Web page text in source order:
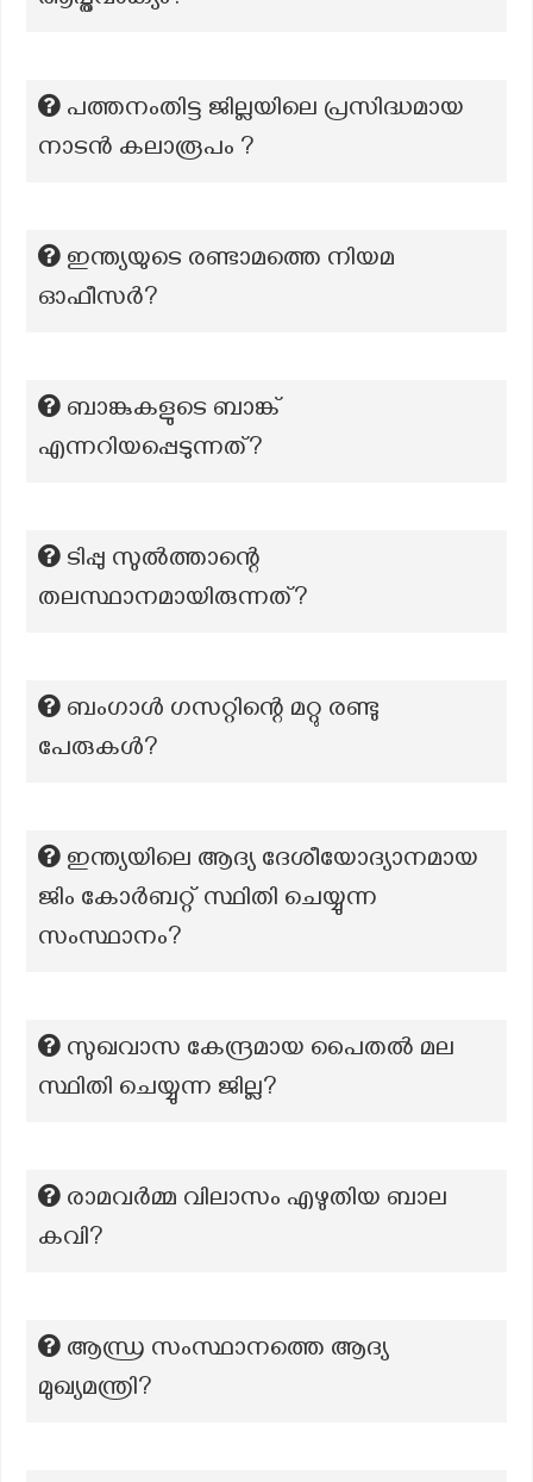
പത്തനംതിട്ട ജില്ലയിലെ പ്രസിദ്ധമായ
നാടൻ കലാരൂപം ?
ഇന്ത്യയുടെ രണ്ടാമത്തെ നിയമ
ഓഫീസർ?
ബാങ്കുകളുടെ ബാങ്ക്
എന്നറിയപ്പെടുന്നത്?
ടിപ്പു സുൽത്താന്റെ
തലസ്ഥാനമായിരുന്നത്?
ബംഗാൾ ഗസറ്റിന്റെ മറ്റു രണ്ടു
പേരുകൾ?
ഇന്ത്യയിലെ ആദ്യ ദേശീയോദ്യാനമായ
ജിം കോർബറ്റ് സ്ഥിതി ചെയ്യുന്ന
സംസ്ഥാനം?
സുഖവാസ കേന്ദ്രമായ പൈതൽ മല
സ്ഥിതി ചെയ്യുന്ന ജില്ല?
രാമവർമ്മ വിലാസം എഴുതിയ ബാല
കവി?
ആന്ധ്ര സംസ്ഥാനത്തെ ആദ്യ
മുഖ്യമന്ത്രി?